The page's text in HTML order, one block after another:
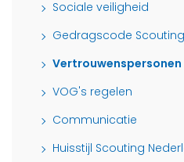
Sociale veiligheid
Gedragscode
Vertrouwenspersonen
VOG's regelen
Communicatie
Huisstijl Scouting